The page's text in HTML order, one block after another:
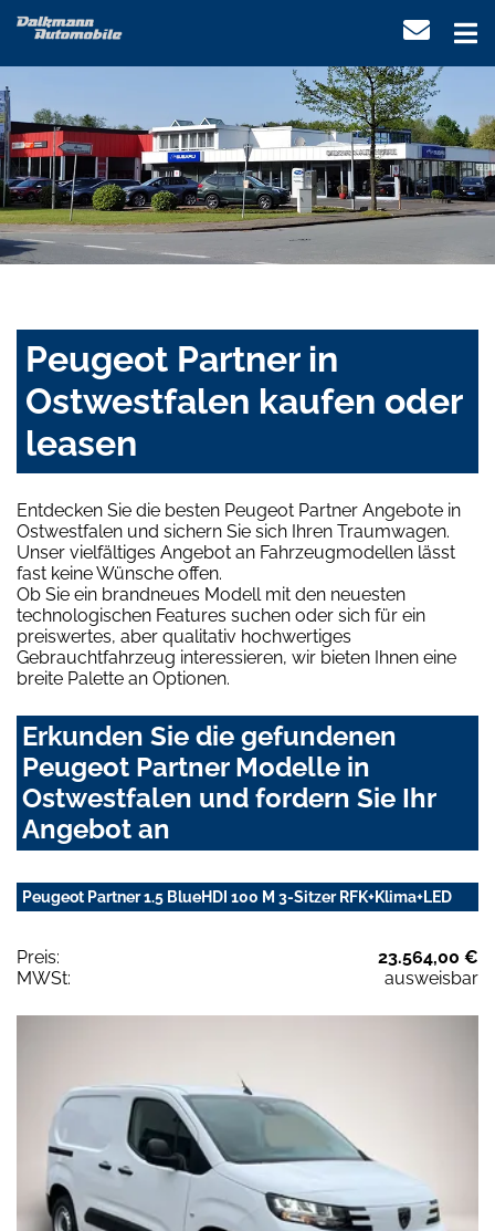
Peugeot Partner in
Ostwestfalen kaufen oder
leasen
Entdecken Sie die besten Peugeot Partner Angebote in
Ostwestfalen und sichern Sie sich Ihren Traumwagen.
Unser vielfältiges Angebot an Fahrzeugmodellen lässt
fast keine Wünsche offen.
Ob Sie ein brandneues Modell mit den neuesten
technologischen Features suchen oder sich für ein
preiswertes, aber qualitativ hochwertiges
Gebrauchtfahrzeug interessieren, wir bieten Ihnen eine
breite Palette an Optionen.
Erkunden Sie die gefundenen
Peugeot Partner Modelle in
Ostwestfalen und fordern Sie Ihr
Angebot an
Peugeot Partner 1.5 BlueHDI 100 M 3-Sitzer RFK+Klima+LED
Preis:
23.564,00 €
MWSt:
ausweisbar